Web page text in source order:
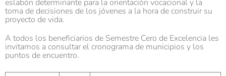
eslabón determinante para la orientación vocacional y la
toma de decisiones de los jóvenes a la hora de construir su
proyecto de vida.
A todos los beneficiarios de Semestre Cero de Excelencia les
invitamos a consultar el cronograma de municipios y los
puntos de encuentro.